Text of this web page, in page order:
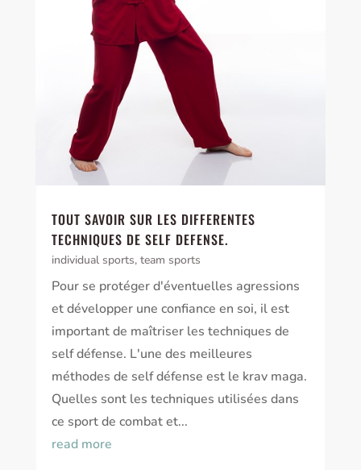
TOUT SAVOIR SUR LES DIFFERENTES
TECHNIQUES DE SELF DEFENSE.
individual sports, team sports
Pour se protéger d'éventuelles agressions
et développer une confiance en soi, il est
important de maîtriser les techniques de
self défense. L'une des meilleures
méthodes de self défense est le krav maga.
Quelles sont les techniques utilisées dans
ce sport de combat et...
read more